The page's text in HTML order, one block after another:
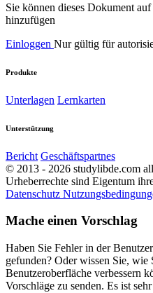
Sie können dieses Dokument
hinzufügen
Einloggen Nur gültig für
Produkte
Unterlagen Lernkarten
Unterstützung
Bericht Geschäftspartnes
© 2013 - 2026 studylibde.com
Urheberrechte sind Eigentum
Datenschutz
Mache einen Vorschlag
Haben Sie Fehler in der
gefunden? Oder wissen Sie,
Benutzeroberfläche verbessern
Vorschläge zu senden. Es ist